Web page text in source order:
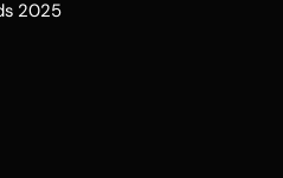
2025